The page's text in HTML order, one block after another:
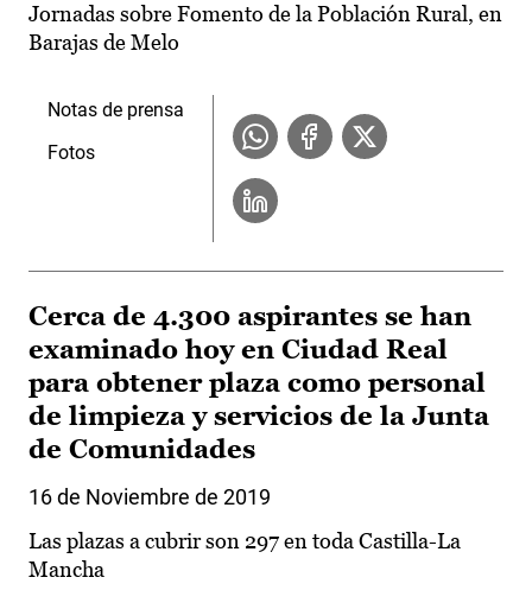
Jornadas sobre Fomento de la Población Rural, en
Barajas de Melo
Notas de prensa
Fotos
Cerca de 4.300 aspirantes se han
examinado hoy en Ciudad Real
para obtener plaza como personal
de limpieza y servicios de la Junta
de Comunidades
16 de Noviembre de 2019
Las plazas a cubrir son 297 en toda Castilla-La
Mancha